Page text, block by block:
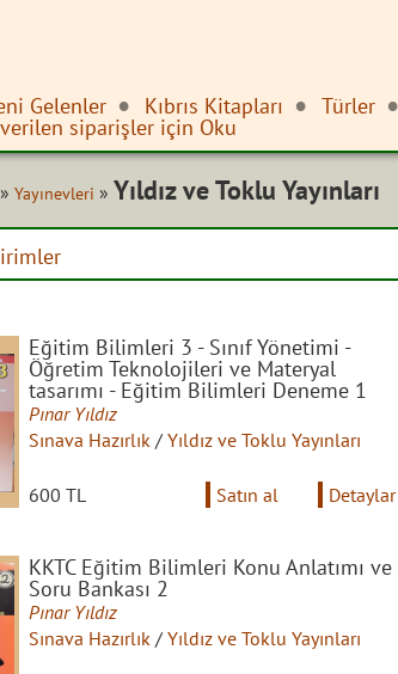
Gelenler Kıbrıs Kitapları Türler
siparişler için Oku
» Yayınevleri » Yıldız ve Toklu Yayınları
Eğitim Bilimleri 3 - Sınıf Yönetimi -
Öğretim Teknolojileri ve Materyal
tasarımı - Eğitim Bilimleri Deneme 1
Pınar Yıldız
Sınava Hazırlık / Yıldız ve Toklu Yayınları
600 TL Satın al Detaylar
KKTC Eğitim Bilimleri Konu Anlatımı ve
Soru Bankası 2
Pınar Yıldız
Sınava Hazırlık / Yıldız ve Toklu Yayınları